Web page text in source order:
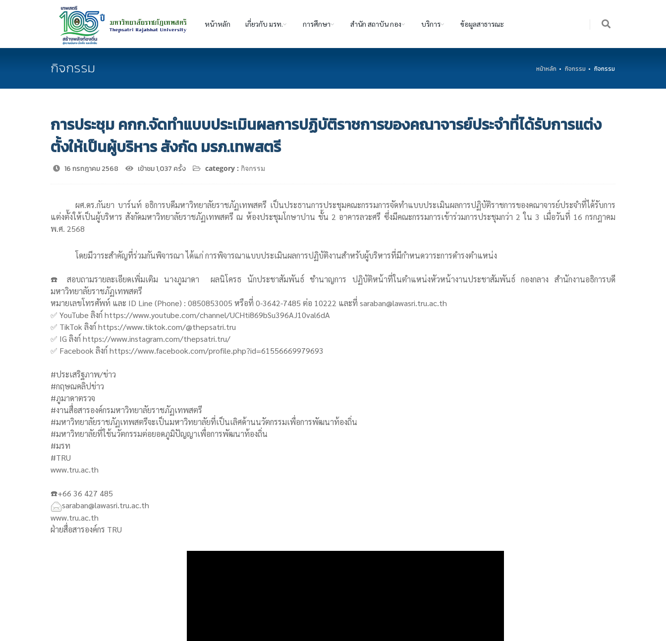
หน้าหลัก เกี่ยวกับ มรท. การศึกษา สำนัก สถาบัน กอง บริการ ข้อมูลสาธารณะ
กิจกรรม หน้าหลัก กิจกรรม กิจกรรม
การประชุม คกก.จัดทำแบบประเมินผลการปฏิบัติราชการของคณาจารย์ประจำที่ได้รับการแต่ง
ตั้งให้เป็นผู้บริหาร สังกัด มรภ.เทพสตรี
16 กรกฎาคม 2568 เข้าชม 1,037 ครั้ง category : กิจกรรม
ผศ.ดร.กันยา บาร์นท์ อธิการบดีมหาวิทยาลัยราชภัฏเทพสตรี เป็นประธานการประชุมคณะกรรมการจัดทำแบบประเมินผลการปฏิบัติราชการของคณาจารย์ประจำที่ได้รับการ
แต่งตั้งให้เป็นผู้บริหาร สังกัดมหาวิทยาลัยราชภัฏเทพสตรี ณ ห้องประชุมโกษาปาน ชั้น 2 อาคารลวะศรี ซึ่งมีคณะกรรมการเข้าร่วมการประชุมกว่า 2 ใน 3 เมื่อวันที่ 16 กรกฎาคม
พ.ศ. 2568
โดยมีวาระสำคัญที่ร่วมกันพิจารณา ได้แก่ การพิจารณาแบบประเมินผลการปฏิบัติงานสำหรับผู้บริหารที่มีกำหนดวาระการดำรงตำแหน่ง
☎️ สอบถามรายละเอียดเพิ่มเติม นางภูมาดา ผลนิโครธ นักประชาสัมพันธ์ ชำนาญการ ปฏิบัติหน้าที่ในตำแหน่งหัวหน้างานประชาสัมพันธ์ กองกลาง สำนักงานอธิการบดี
มหาวิทยาลัยราชภัฏเทพสตรี
หมายเลขโทรศัพท์ และ ID Line (Phone) : 0850853005 หรือที่ 0-3642-7485 ต่อ 10222 และที่ saraban@lawasri.tru.ac.th
✅ YouTube ลิงก์ https://www.youtube.com/channel/UCHti869bSu396AJ10val6dA
✅ TikTok ลิงก์ https://www.tiktok.com/@thepsatri.tru
✅ IG ลิงก์ https://www.instagram.com/thepsatri.tru/
✅ Facebook ลิงก์ https://www.facebook.com/profile.php?id=61556669979693
#ประเสริฐภาพ/ข่าว
#กฤษณคลิปข่าว
#ภูมาดาตรวจ
#งานสื่อสารองค์กรมหาวิทยาลัยราชภัฏเทพสตรี
#มหาวิทยาลัยราชภัฏเทพสตรีจะเป็นมหาวิทยาลัยที่เป็นเลิศด้านนวัตกรรมเพื่อการพัฒนาท้องถิ่น
#มหาวิทยาลัยที่ใช้นวัตกรรมต่อยอดภูมิปัญญาเพื่อการพัฒนาท้องถิ่น
#มรท
#TRU
www.tru.ac.th
☎️+66 36 427 485
saraban@lawasri.tru.ac.th
www.tru.ac.th
ฝ่ายสื่อสารองค์กร TRU